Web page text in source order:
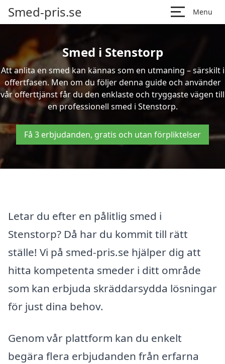
Smed-pris.se Menu
Smed i Stenstorp
Att anlita en smed kan kännas som en utmaning – särskilt i
offertfasen. Men om du följer denna guide och använder
vår offerttjänst får du den enklaste och tryggaste vägen till
en professionell smed i Stenstorp.
Få 3 erbjudanden, gratis och utan förpliktelser
Letar du efter en pålitlig smed i
Stenstorp? Då har du kommit till rätt
ställe! Vi på smed-pris.se hjälper dig att
hitta kompetenta smeder i ditt område
som kan erbjuda skräddarsydda lösningar
för just dina behov.
Genom vår plattform kan du enkelt
begära flera erbjudanden från erfarna